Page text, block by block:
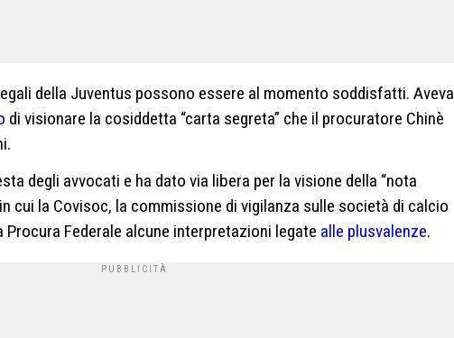
della Juventus possono essere al momento soddisfatti. Aveva
di visionare la cosiddetta “carta segreta” che il procuratore Chinè
degli avvocati e ha dato via libera per la visione della “nota
cui la Covisoc, la commissione di vigilanza sulle società di calcio
Federale alcune interpretazioni legate alle plusvalenze.